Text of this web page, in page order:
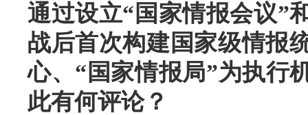
通过设立“国家情报会议”
战后首次构建国家级情报
心、“国家情报局”为执行
此有何评论？